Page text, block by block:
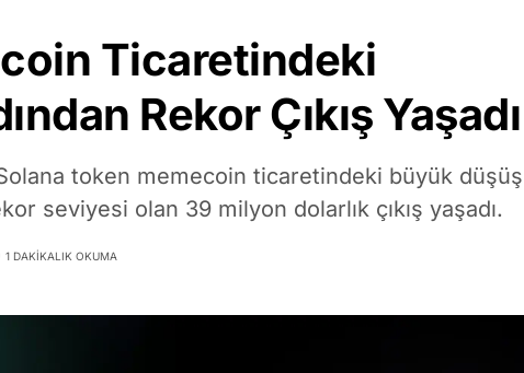
Ticaretindeki
Rekor Çıkış Yaşadı
token memecoin ticaretindeki büyük düşüş
seviyesi olan 39 milyon dolarlık çıkış yaşadı.
1 DAKIKALIK OKUMA